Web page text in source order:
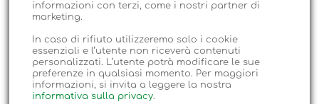
SEDE LEGALE E VENDITA AL DETTAGLIO
Tel. +0182 556249 – Email:info@lineacartaalbenga.it
STOCCAGGIO MERCI E MAGAZZINI – EDIFICIO I
informazioni con terzi, come i nostri partner di
marketing.
In caso di rifiuto utilizzeremo solo i cookie
essenziali e l’utente non riceverà contenuti
personalizzati. L’utente potrà modificare le sue
preferenze in qualsiasi momento. Per maggiori
informazioni, si invita a leggere la nostra
informativa sulla privacy.